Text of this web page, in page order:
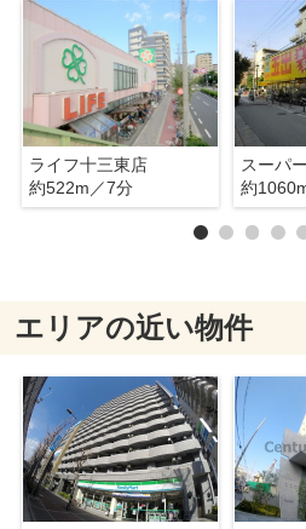
ライフ十三東店
約522m／7分
スーパ
約
エリアの近い物件